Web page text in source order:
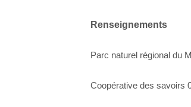
Renseignements
Parc naturel régional du
Coopérative des savoirs